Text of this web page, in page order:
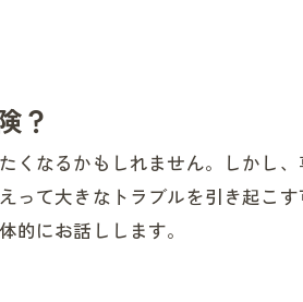
？
くなるかもしれません。しかし
て大きなトラブルを引き起こ
にお話しします。